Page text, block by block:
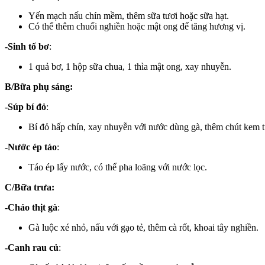
Yến mạch nấu chín mềm, thêm sữa tươi hoặc sữa hạt.
Có thể thêm chuối nghiền hoặc mật ong để tăng hương vị.
-Sinh tố bơ:
1 quả bơ, 1 hộp sữa chua, 1 thìa mật ong, xay nhuyễn.
B/Bữa phụ sáng:
-Súp bí đỏ:
Bí đỏ hấp chín, xay nhuyễn với nước dùng gà, thêm chút kem
-Nước ép táo:
Táo ép lấy nước, có thể pha loãng với nước lọc.
C/Bữa trưa:
-Cháo thịt gà:
Gà luộc xé nhỏ, nấu với gạo tẻ, thêm cà rốt, khoai tây nghiền.
-Canh rau củ: